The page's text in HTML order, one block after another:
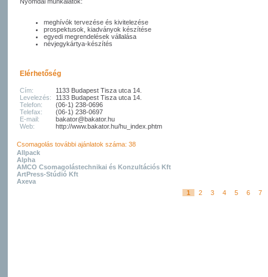
meghívók tervezése és kivitelezése
prospektusok, kiadványok készítése
egyedi megrendelések vállalása
névjegykártya-készítés
Elérhetőség
Cím:
1133 Budapest Tisza utca 14.
Levelezés:
1133 Budapest Tisza utca 14.
Telefon:
(06-1) 238-0696
Telefax:
(06-1) 238-0697
E-mail:
bakator@bakator.hu
Web:
http://www.bakator.hu/hu_index.phtm
Csomagolás további ajánlatok száma: 38
Allpack
Alpha
AMCO Csomagolástechnikai és Konzultációs Kft
ArtPress-Stúdió Kft
Axeva
1
2 3 4 5 6 7